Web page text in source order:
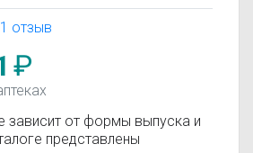
1 отзыв
₽
зависит от формы выпуска и
представлены